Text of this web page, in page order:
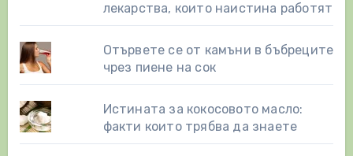
лекарства, които наистина работят
Отървете се от камъни в бъбреците
чрез пиене на сок
Истината за кокосовото масло:
факти които трябва да знаете